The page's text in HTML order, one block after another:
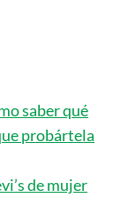
saber qué
probártela
de mujer